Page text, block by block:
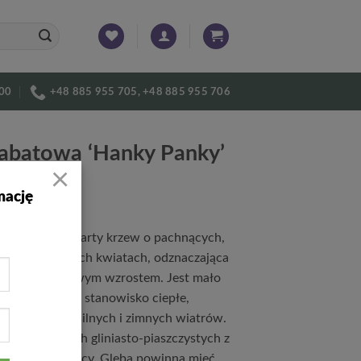
+48 885 955 705, +48 885 955 706
‘Hanky Panky’
Panky’ to zwarty krzew o pachnących,
kwiatach, odznaczająca
szybkim, zdrowym wzrostem. Jest mało
choroby. Lubi stanowisko ciepłe,
i osłonięte od silnych i zimnych wiatrów.
na glebach gliniasto-piaszczystych z
próchnicy. Gleba powinna mieć
×